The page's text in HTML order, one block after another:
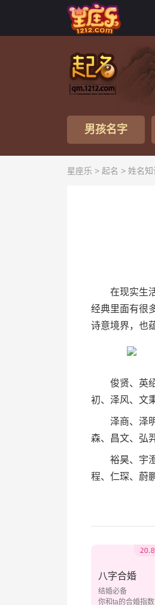
男孩名字
星座乐 > 起名 > 姓名知
在现实生活
经典里面有很
诗意境界，也
俊贤、英绍
初、泽风、文
泽商、泽明
森、昌文、弘
裕昊、宇澄
程、仁琛、蔚
八字合婚
结婚必备
你和ta的合婚指数